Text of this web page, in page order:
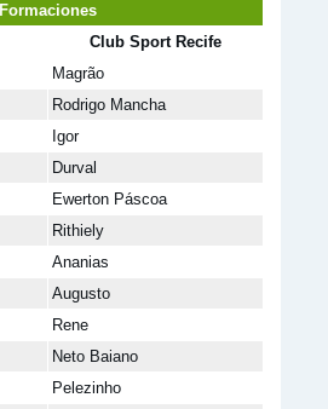
Formaciones
Club Sport Recife
Magrão
Rodrigo Mancha
Igor
Durval
Ewerton Páscoa
Rithiely
Ananias
Augusto
Rene
Neto Baiano
Pelezinho